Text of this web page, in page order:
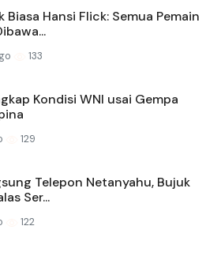
Biasa Hansi Flick: Semua Pemain
133
Kondisi WNI usai Gempa
129
Telepon Netanyahu, Bujuk
Ser...
122